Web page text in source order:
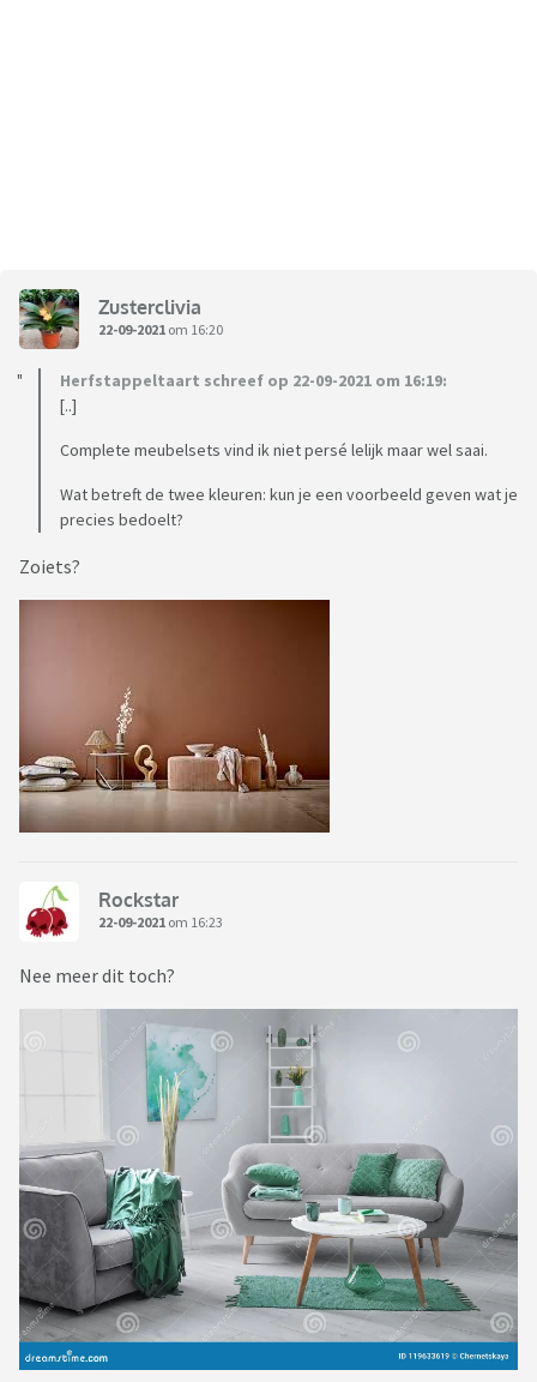
Zusterclivia
22-09-2021 om 16:20
Herfstappeltaart schreef op 22-09-2021 om 16:19:
[..]
Complete meubelsets vind ik niet persé lelijk maar wel saai.
Wat betreft de twee kleuren: kun je een voorbeeld geven wat je
precies bedoelt?
Zoiets?
Rockstar
22-09-2021 om 16:23
Nee meer dit toch?